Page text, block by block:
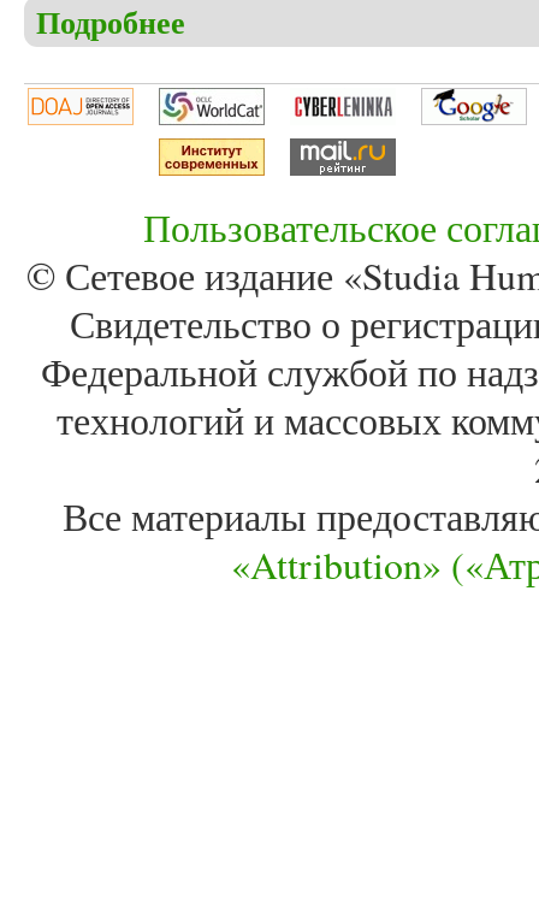
Подробнее
Пользовательское
© Сетевое издание «Studia
Свидетельство о
Федеральной службой по
технологий и массовых
Все материалы
«Attribution»